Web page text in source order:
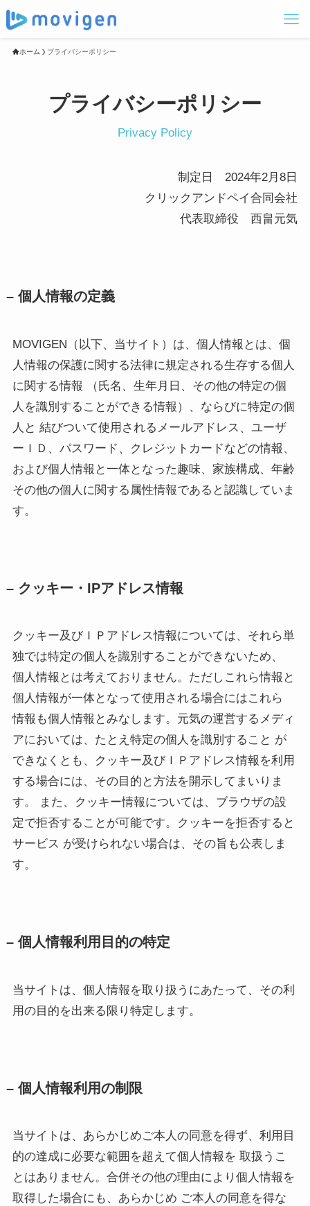
ホーム プライバシーポリシー
プライバシーポリシー
Privacy Policy
制定日 2024年2月8日
クリックアンドペイ合同会社
代表取締役 西畠元気
– 個人情報の定義
MOVIGEN（以下、当サイト）は、個人情報とは、個
人情報の保護に関する法律に規定される生存する個人
に関する情報 （氏名、生年月日、その他の特定の個
人を識別することができる情報）、ならびに特定の個
人と 結びついて使用されるメールアドレス、ユーザ
ーＩＤ、パスワード、クレジットカードなどの情報、
および個人情報と一体となった趣味、家族構成、年齢
その他の個人に関する属性情報であると認識していま
す。
– クッキー・IPアドレス情報
クッキー及びＩＰアドレス情報については、それら単
独では特定の個人を識別することができないため、
個人情報とは考えておりません。ただしこれら情報と
個人情報が一体となって使用される場合にはこれら
情報も個人情報とみなします。元気の運営するメディ
アにおいては、たとえ特定の個人を識別すること が
できなくとも、クッキー及びＩＰアドレス情報を利用
する場合には、その目的と方法を開示してまいりま
す。 また、クッキー情報については、ブラウザの設
定で拒否することが可能です。クッキーを拒否すると
サービス が受けられない場合は、その旨も公表しま
す。
– 個人情報利用目的の特定
当サイトは、個人情報を取り扱うにあたって、その利
用の目的を出来る限り特定します。
– 個人情報利用の制限
当サイトは、あらかじめご本人の同意を得ず、利用目
的の達成に必要な範囲を超えて個人情報を 取扱うこ
とはありません。合併その他の理由により個人情報を
取得した場合にも、あらかじめ ご本人の同意を得な